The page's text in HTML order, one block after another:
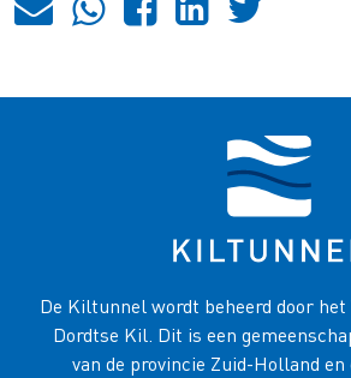
De Kiltunnel wordt beheerd door het
Dordtse Kil. Dit is een
van de provincie Zuid-Holland en